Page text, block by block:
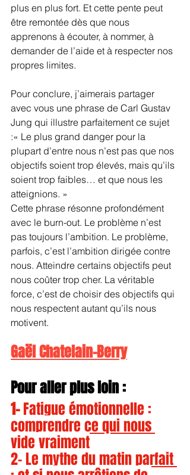
plus en plus fort. Et cette pente peut
être remontée dès que nous
apprenons à écouter, à nommer, à
demander de l’aide et à respecter nos
propres limites.
Pour conclure, j’aimerais partager
avec vous une phrase de Carl Gustav
Jung qui illustre parfaitement ce sujet
:« Le plus grand danger pour la
plupart d’entre nous n’est pas que nos
objectifs soient trop élevés, mais qu’ils
soient trop faibles… et que nous les
atteignions. »
Cette phrase résonne profondément
avec le burn-out. Le problème n’est
pas toujours l’ambition. Le problème,
parfois, c’est l’ambition dirigée contre
nous. Atteindre certains objectifs peut
nous coûter trop cher. La véritable
force, c’est de choisir des objectifs qui
nous respectent autant qu’ils nous
motivent.
Gaël Chatelain-Berry
Pour aller plus loin :
1- Fatigue émotionnelle :
comprendre ce qui nous
vide vraiment
2- Le mythe du matin parfait